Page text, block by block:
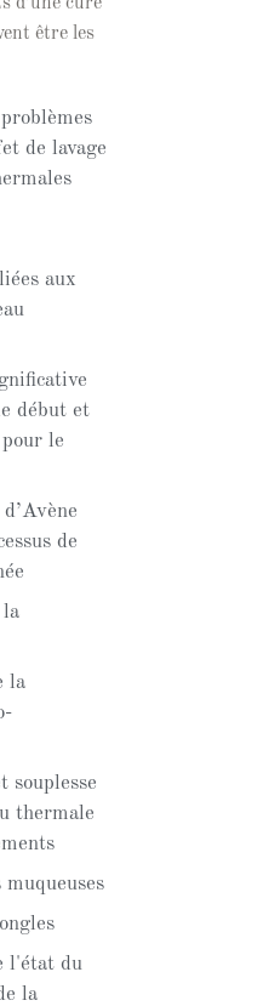
être les
de lavage
aux
début et
le
de
la
la
souplesse
thermale
l'état du
la